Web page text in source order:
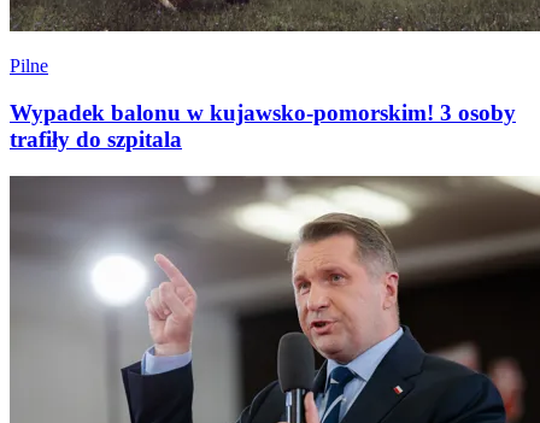
Pilne
Wypadek balonu w kujawsko-pomorskim! 3 osoby
trafiły do szpitala